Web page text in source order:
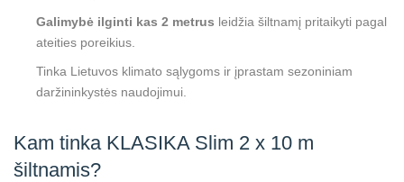
Galimybė ilginti kas 2 metrus leidžia šiltnamį pritaikyti pagal
ateities poreikius.
Tinka Lietuvos klimato sąlygoms ir įprastam sezoniniam
daržininkystės naudojimui.
Kam tinka KLASIKA Slim 2 x 10 m
šiltnamis?